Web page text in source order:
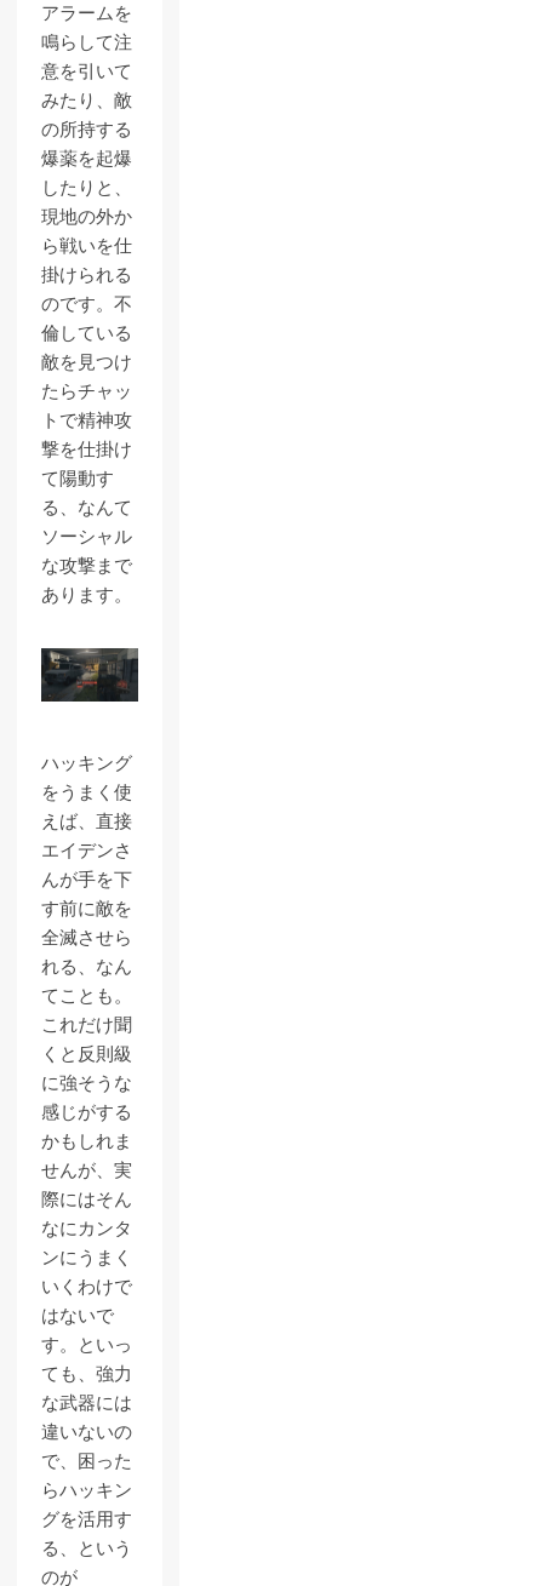
アラームを
鳴らして注
意を引いて
みたり、敵
の所持する
爆薬を起爆
したりと、
現地の外か
ら戦いを仕
掛けられる
のです。不
倫している
敵を見つけ
たらチャッ
トで精神攻
撃を仕掛け
て陽動す
る、なんて
ソーシャル
な攻撃まで
あります。
ハッキング
をうまく使
えば、直接
エイデンさ
んが手を下
す前に敵を
全滅させら
れる、なん
てことも。
これだけ聞
くと反則級
に強そうな
感じがする
かもしれま
せんが、実
際にはそん
なにカンタ
ンにうまく
いくわけで
はないで
す。といっ
ても、強力
な武器には
違いないの
で、困った
らハッキン
グを活用す
る、という
のが